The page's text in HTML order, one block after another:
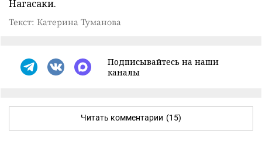
Нагасаки.
Текст: Катерина Туманова
Подписывайтесь на наши
каналы
Читать комментарии (15)